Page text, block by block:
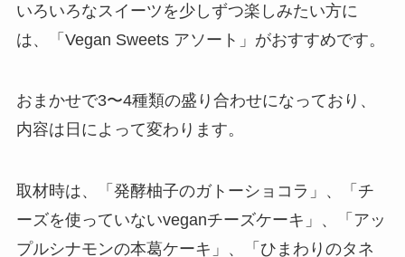
いろいろなスイーツを少しずつ楽しみたい方に
は、「Vegan Sweets アソート」がおすすめです。
おまかせで3〜4種類の盛り合わせになっており、
内容は日によって変わります。
取材時は、「発酵柚子のガトーショコラ」、「チ
ーズを使っていないveganチーズケーキ」、「アッ
プルシナモンの本葛ケーキ」、「ひまわりのタネ